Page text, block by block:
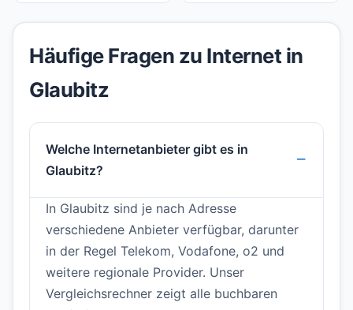
Häufige Fragen zu Internet in
Glaubitz
Welche Internetanbieter gibt es in
Glaubitz?
In Glaubitz sind je nach Adresse
verschiedene Anbieter verfügbar, darunter
in der Regel Telekom, Vodafone, o2 und
weitere regionale Provider. Unser
Vergleichsrechner zeigt alle buchbaren